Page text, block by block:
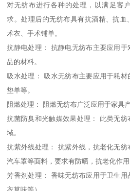
对无纺布进行各种的处理，以满足客
求。处理后的无纺布具有抗酒精、抗血
术衣、手术铺单。
抗静电处理： 抗静电无纺布主要应用
品的材料。
吸水处理： 吸水无纺布主要应用于耗
垫单等。
阻燃处理： 阻燃无纺布广泛应用于家具
抗菌防臭和光触媒效果处理： 此类无
域。
抗紫外线处理： 抗紫外线，抗老化无纺
汽车罩等面料，要求有防晒，抗老化作用
芳香剂处理： 香味无纺布应用于卫生
衣草味等）。